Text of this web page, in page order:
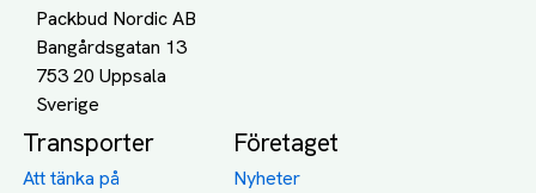
Packbud Nordic AB
Bangårdsgatan 13
753 20 Uppsala
Transporter
Att tänka på
Företaget
Nyheter